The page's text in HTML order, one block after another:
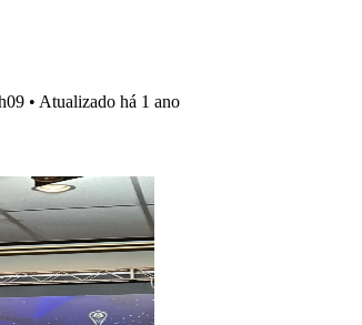
• Atualizado há 1 ano